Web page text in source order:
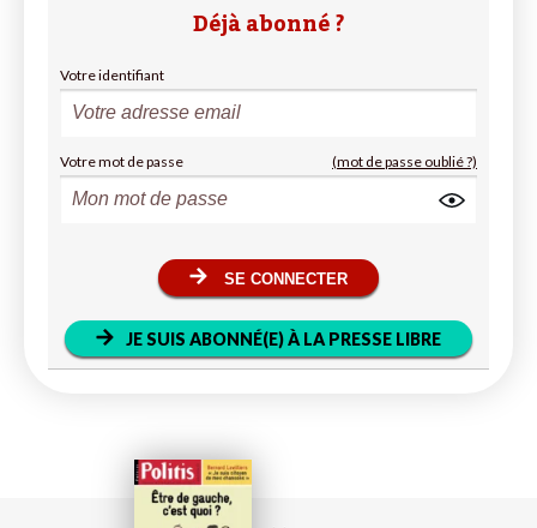
Déjà abonné ?
Votre identifiant
Votre mot de passe (mot de passe oublié ?)
SE CONNECTER
JE SUIS ABONNÉ(E) À LA PRESSE LIBRE